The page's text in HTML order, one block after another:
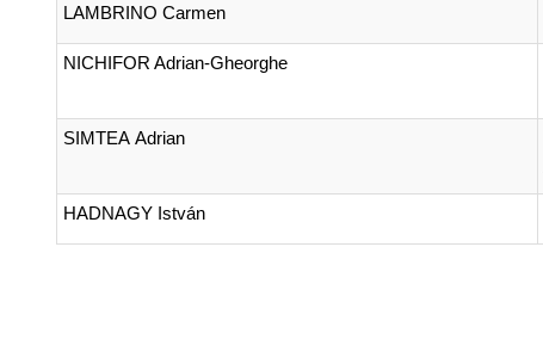
LAMBRINO Carmen
NICHIFOR Adrian-Gheorghe
SIMTEA Adrian
HADNAGY István